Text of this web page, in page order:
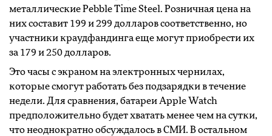
металлические Pebble Time Steel. Розничная цена на
них составит 199 и 299 долларов соответственно, но
участники краудфандинга еще могут приобрести их
за 179 и 250 долларов.
Это часы с экраном на электронных чернилах,
которые смогут работать без подзарядки в течение
недели. Для сравнения, батареи Apple Watch
предположительно будет хватать менее чем на сутки,
что неоднократно обсуждалось в СМИ. В остальном